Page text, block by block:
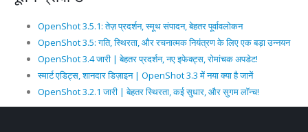
OpenShot 3.5.1: तेज़ प्रदर्शन, स्मूथ संपादन, बेहतर पूर्वावलोकन
OpenShot 3.5: गति, स्थिरता, और रचनात्मक नियंत्रण के लिए एक बड़ा उन्नयन
OpenShot 3.4 जारी | बेहतर प्रदर्शन, नए इफेक्ट्स, रोमांचक अपडेट!
स्मार्ट एडिट्स, शानदार डिज़ाइन | OpenShot 3.3 में नया क्या है जानें
OpenShot 3.2.1 जारी | बेहतर स्थिरता, कई सुधार, और सुगम लॉन्च!